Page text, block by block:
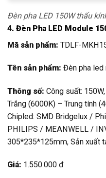
Đèn pha LED 150W thấu
4. Đèn Pha LED Module
Mã sản phẩm: TDLF-
Tên sản phẩm: Đèn pha led
Thông số: Công suất:
Trắng (6000K) – Trung tính
Chipled: SMD Bridgelux /
PHILIPS / MEANWELL /
305*235*125mm, Sản xuất
Giá: 1.550.000 đ